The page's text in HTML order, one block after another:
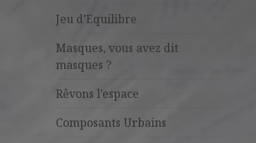
Jeu d’Equilibre
Masques, vous avez dit
masques ?
Rêvons l’espace
Composants Urbains